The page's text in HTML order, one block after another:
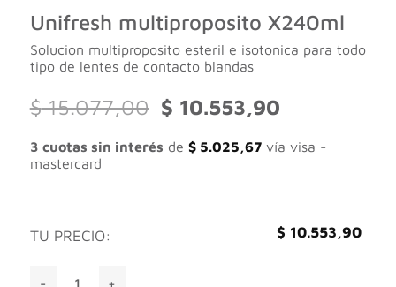
Unifresh multiproposito X240ml
Solucion multiproposito esteril e isotonica para todo
tipo de lentes de contacto blandas
$15.077,00
El
precio
original
era:
$ 10.553,90El
es:
3 cuotas sin interés de $5.025,67vía visa -
mastercard
TU PRECIO: $ 10.553,90